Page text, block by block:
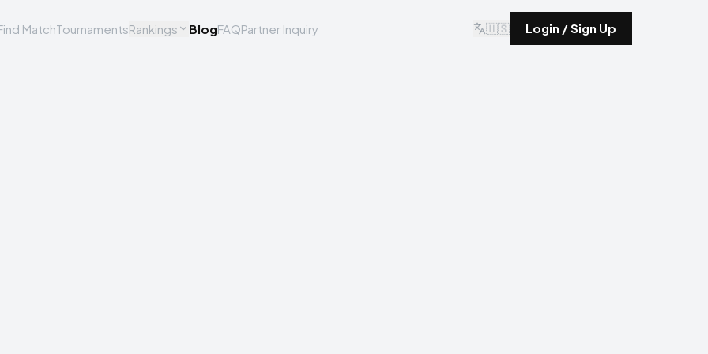
MatchTournamentsRankings BlogFAQPartner Inquiry 🇺🇸 Login / Sign Up